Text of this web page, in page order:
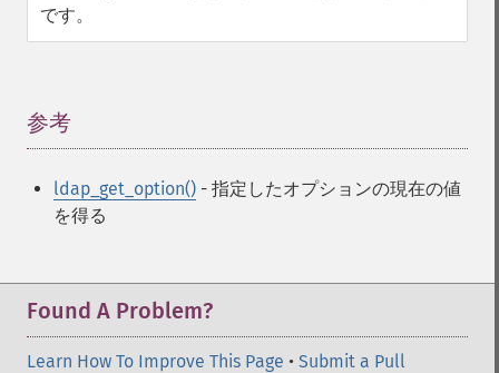
です。
参考
ldap_get_option() - 指定したオプションの現在の値
を得る
Found A Problem?
Learn How To Improve This Page • Submit a Pull